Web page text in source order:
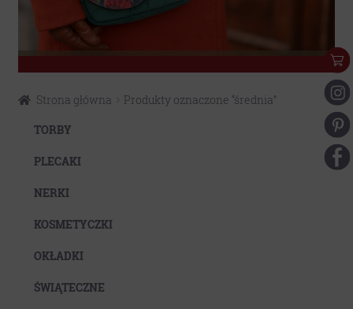
Eko
do
nawigacji
do
treści
Strona główna
Produkty oznaczone “średnia”
TORBY
PLECAKI
NERKI
KOSMETYCZKI
OKŁADKI
ŚWIĄTECZNE